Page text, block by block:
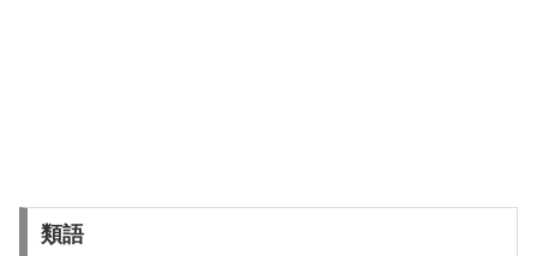
類語